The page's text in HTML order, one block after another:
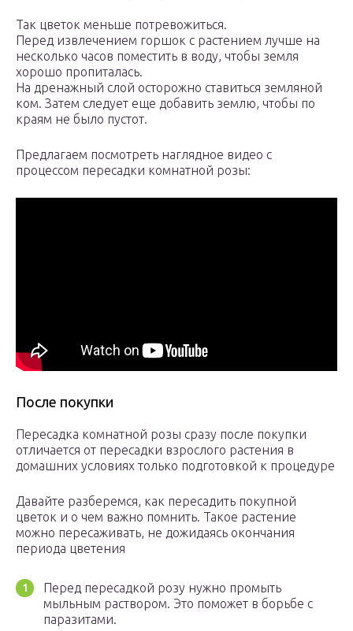
Так цветок меньше потревожиться.
Перед извлечением горшок с растением лучше на
несколько часов поместить в воду, чтобы земля
хорошо пропиталась.
На дренажный слой осторожно ставиться земляной
ком. Затем следует еще добавить землю, чтобы по
краям не было пустот.
Предлагаем посмотреть наглядное видео с
процессом пересадки комнатной розы:
После покупки
Пересадка комнатной розы сразу после покупки
отличается от пересадки взрослого растения в
домашних условиях только подготовкой к процедуре
Давайте разберемся, как пересадить покупной
цветок и о чем важно помнить. Такое растение
можно пересаживать, не дожидаясь окончания
периода цветения
Перед пересадкой розу нужно промыть
мыльным раствором. Это поможет в борьбе с
паразитами.